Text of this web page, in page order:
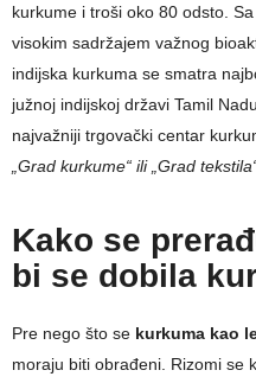
kurkume i troši oko 80 odsto.
visokim sadržajem važnog
indijska kurkuma se smatra
južnoj indijskoj državi Tamil
najvažniji trgovački centar
„Grad kurkume“ ili „Grad
Kako se
bi se dobila
Pre nego što se kurkuma kao
moraju biti obrađeni. Rizomi se